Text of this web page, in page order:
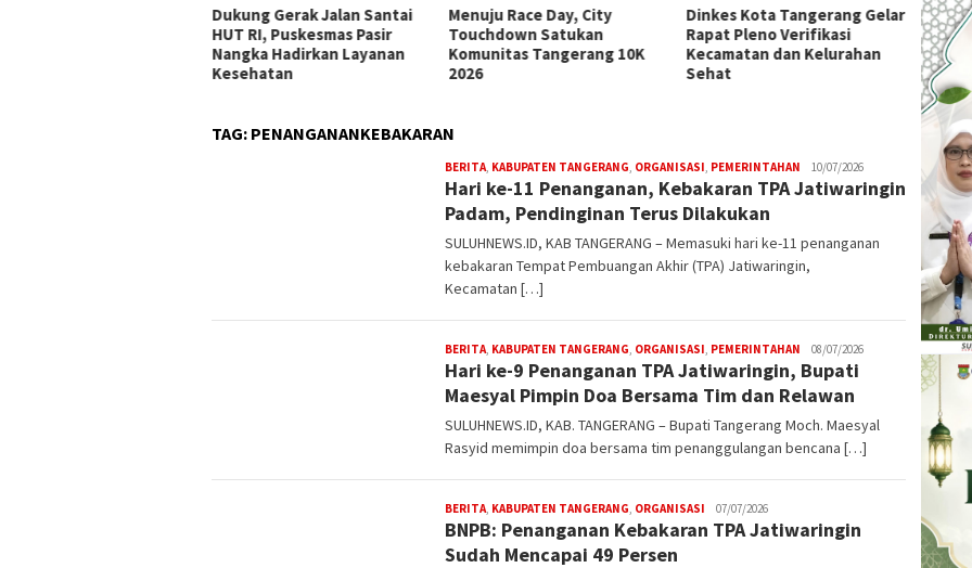
Dukung Gerak Jalan Santai
HUT RI, Puskesmas Pasir
Nangka Hadirkan Layanan
Kesehatan
Menuju Race Day, City
Touchdown Satukan
Komunitas Tangerang 10K
2026
Dinkes Kota Tangerang Gelar
Rapat Pleno Verifikasi
Kecamatan dan Kelurahan
Sehat
dan
TAG: PENANGANANKEBAKARAN
BERITA, KABUPATEN TANGERANG, ORGANISASI, PEMERINTAHAN W4nt0
10/07/2026
Hari ke-11 Penanganan, Kebakaran TPA Jatiwaringin
Padam, Pendinginan Terus Dilakukan
SULUHNEWS.ID, KAB TANGERANG – Memasuki hari ke-11 penanganan
kebakaran Tempat Pembuangan Akhir (TPA) Jatiwaringin,
Kecamatan […]
BERITA, KABUPATEN TANGERANG, ORGANISASI, PEMERINTAHAN W4nt0
08/07/2026
Hari ke-9 Penanganan TPA Jatiwaringin, Bupati
Maesyal Pimpin Doa Bersama Tim dan Relawan
SULUHNEWS.ID, KAB. TANGERANG – Bupati Tangerang Moch. Maesyal
Rasyid memimpin doa bersama tim penanggulangan bencana […]
BERITA, KABUPATEN TANGERANG, ORGANISASI W4nt0
07/07/2026
BNPB: Penanganan Kebakaran TPA Jatiwaringin
Sudah Mencapai 49 Persen